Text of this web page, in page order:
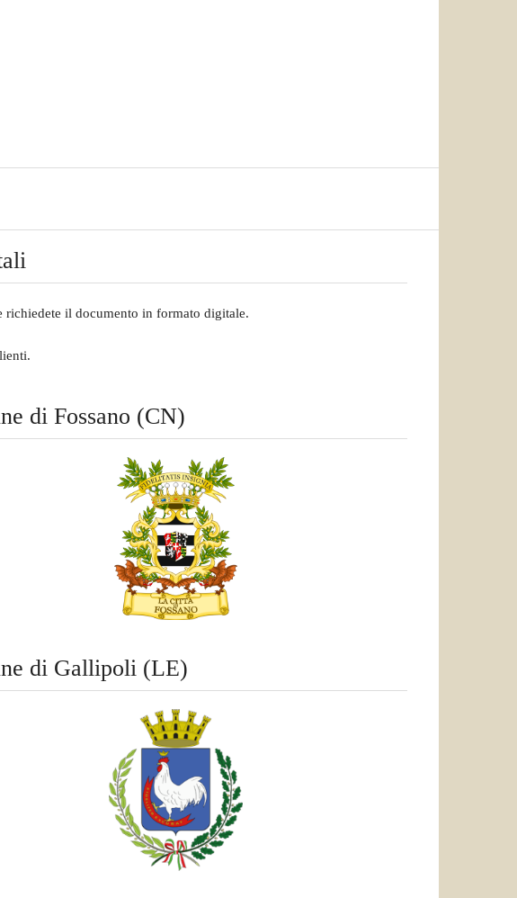
richiedete il documento in formato digitale.
di Fossano (CN)
di Gallipoli (LE)